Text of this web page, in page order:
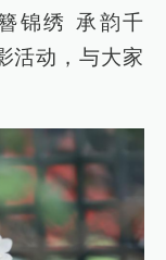
锦绣 承韵千
活动，与大家